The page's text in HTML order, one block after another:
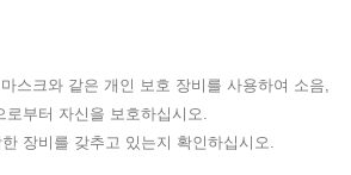
스크와 같은 개인 보호 장비를 사용하여 소음,
부터 자신을 보호하십시오.
장비를 갖추고 있는지 확인하십시오.